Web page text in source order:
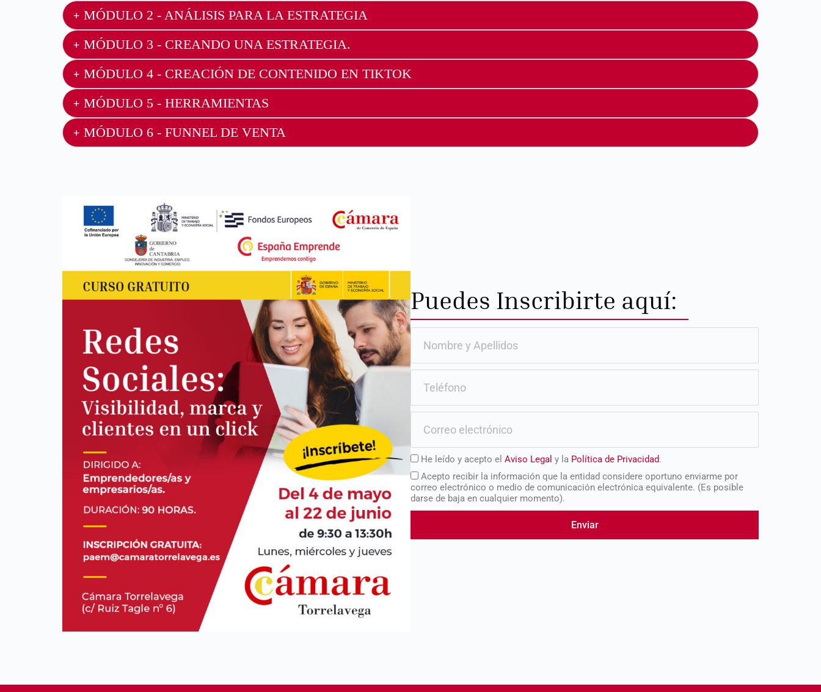
MÓDULO 2 - ANÁLISIS PARA LA ESTRATEGIA
MÓDULO 3 - CREANDO UNA ESTRATEGIA.
MÓDULO 4 - CREACIÓN DE CONTENIDO EN TIKTOK
MÓDULO 5 - HERRAMIENTAS
MÓDULO 6 - FUNNEL DE VENTA
Puedes Inscribirte aquí:
He leído y acepto el Aviso Legal y la Política de Privacidad.
Acepto recibir la información que la entidad considere oportuno enviarme por
correo electrónico o medio de comunicación electrónica equivalente. (Es posible
darse de baja en cualquier momento).
Enviar